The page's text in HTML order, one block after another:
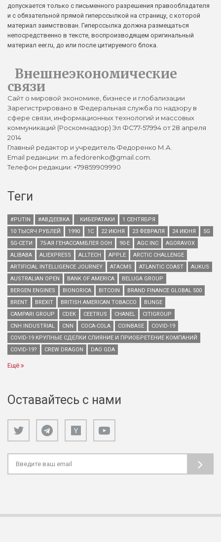
допускается только с письменного разрешения правообладателя
и с обязательной прямой гиперссылкой на страницу, с которой
материал заимствован. Гиперссылка должна размещаться
непосредственно в тексте, воспроизводящем оригинальный
материал eer.ru, до или после цитируемого блока.
Внешнеэкономические
связи
Сайт о мировой экономике, бизнесе и глобализации
Зарегистрировано в Федеральная служба по надзору в
сфере связи, информационных технологий и массовых
коммуникаций (Роскомнадзор) Эл ФС77-57994 от 28 апреля
2014
Главный редактор и учредитель Федоренко М.А.
Email редакции: m.a.fedorenko@gmail.com.
Телефон редакции: +79859909990
Теги
#PUTIN #АВДЕЕВКА . КИБЕРАТАКИ
1 СЕНТЯБРЯ
10 ТЫСЯЧ РУБЛЕЙ
1990 1С 22 ИЮНЯ 23 ФЕВРАЛЯ 24 ИЮНЯ
5G
5G-СЕТИ
75-АЯ ГЕНАССАМБЛЕЯ ООН 90-Е AGC INC
AGORAVOX
ALIBABA
ALIEXPRESS ALLTECH APPLE
ARCTIC CHALLENGE
ARTIFICIAL INTELLIGENCE JOURNEY
ATACMS ATLANTIC COAST
AUKUS
AUSTRALIAN OPEN
BANK OF AMERICA
BELUGA GROUP
BERGEN ENGINES
BIONORICA BITCOIN
BRAND FINANCE GLOBAL 500
BRENT
BREXIT BRITISH AMERICAN TOBACCO
BUNGE
CAMPARI GROUP
CDEK CEETRUS CHANEL
CITIGROUP
CNH INDUSTRIAL
CNN COCA-COLA COINBASE
COVID-19
COVID-19 КРУПНЫЕ СДЕЛКИ СЛИЯНИЕ И ПРИОБРЕТЕНИЕ КОМПАНИЙ
COVID-19?
CREW DRAGON DAO GDA
Ещё
Оставайтесь с нами